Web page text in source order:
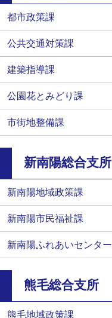
都市政策課
公共交通対策課
建築指導課
公園花とみどり課
市街地整備課
新南陽総合支所
新南陽地域政策課
新南陽市民福祉課
新南陽ふれあいセンター
熊毛総合支所
熊毛地域政策課